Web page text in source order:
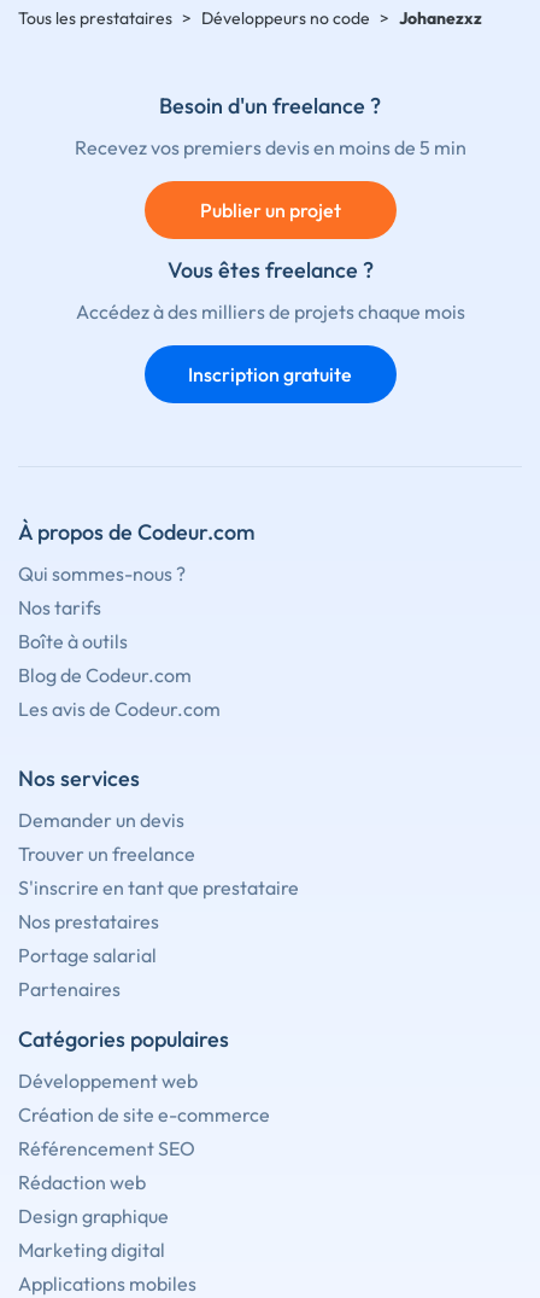
Tous les prestataires > Développeurs no code > Johanezxz
Besoin d'un freelance ?
Recevez vos premiers devis en moins de 5 min
Publier un projet
Vous êtes freelance ?
Accédez à des milliers de projets chaque mois
Inscription gratuite
À propos de Codeur.com
Qui sommes-nous ?
Nos tarifs
Boîte à outils
Blog de Codeur.com
Les avis de Codeur.com
Nos services
Demander un devis
Trouver un freelance
S'inscrire en tant que prestataire
Nos prestataires
Portage salarial
Partenaires
Catégories populaires
Développement web
Création de site e-commerce
Référencement SEO
Rédaction web
Design graphique
Marketing digital
Applications mobiles